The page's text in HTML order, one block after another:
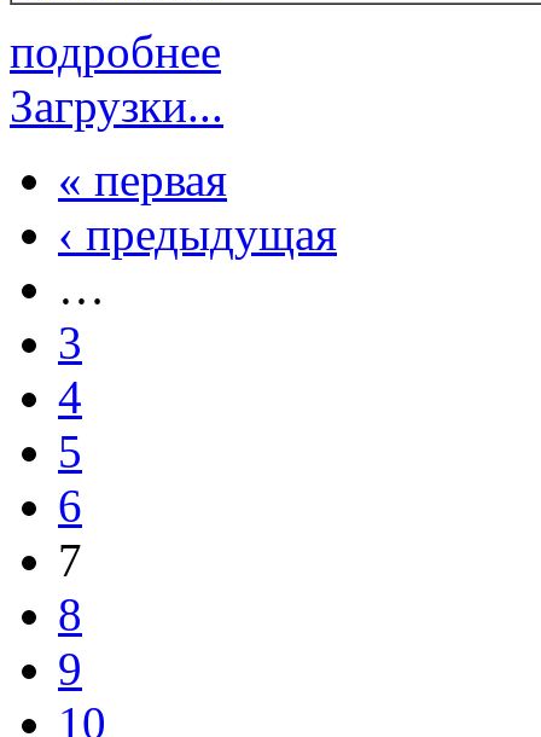
подробнее
Загрузки...
« первая
‹ предыдущая
…
3
4
5
6
7
8
9
10